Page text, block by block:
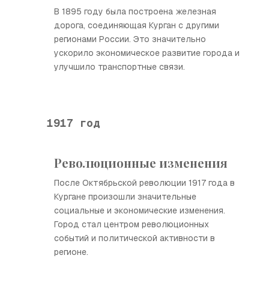
В 1895 году была построена железная
дорога, соединяющая Курган с другими
регионами России. Это значительно
ускорило экономическое развитие города и
улучшило транспортные связи.
1917 год
Революционные изменения
После Октябрьской революции 1917 года в
Кургане произошли значительные
социальные и экономические изменения.
Город стал центром революционных
событий и политической активности в
регионе.